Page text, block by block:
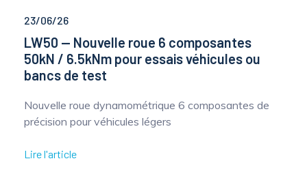
23/06/26
LW50 — Nouvelle roue 6 composantes
50kN / 6.5kNm pour essais véhicules ou
bancs de test
Nouvelle roue dynamométrique 6 composantes de
précision pour véhicules légers
Lire l'article